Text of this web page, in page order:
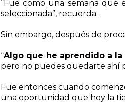
“Fue como una semana
seleccionada”, recuerda.
Sin embargo, después de
“Algo que he aprendido a
pero no puedes quedarte ahí
Fue entonces cuando
una oportunidad que hoy la